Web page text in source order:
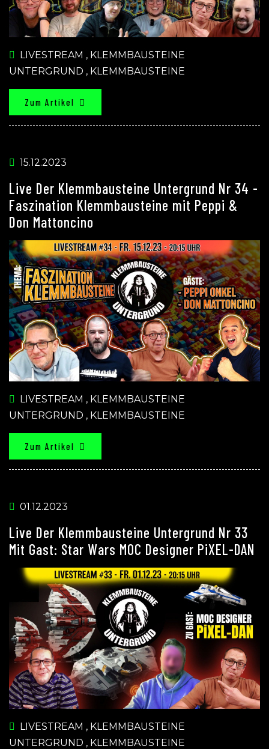
LIVESTREAM , KLEMMBAUSTEINE
UNTERGRUND , KLEMMBAUSTEINE
Zum Artikel
15.12.2023
Live Der Klemmbausteine Untergrund Nr 34 -
Faszination Klemmbausteine mit Peppi &
Don Mattoncino
LIVESTREAM , KLEMMBAUSTEINE
UNTERGRUND , KLEMMBAUSTEINE
Zum Artikel
01.12.2023
Live Der Klemmbausteine Untergrund Nr 33
Mit Gast: Star Wars MOC Designer PiXEL-DAN
LIVESTREAM , KLEMMBAUSTEINE
UNTERGRUND , KLEMMBAUSTEINE